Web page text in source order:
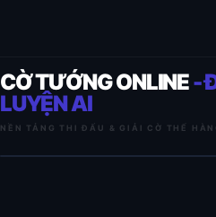
CỜ TƯỚNG ONLINE-
LUYỆN AI
NỀN TẢNG THI ĐẤU & GIẢI CỜ THẾ